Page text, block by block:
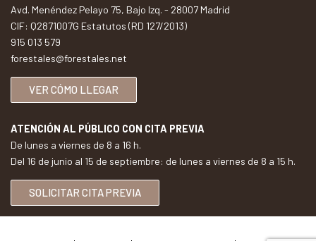
Avd. Menéndez Pelayo 75, Bajo Izq. - 28007 Madrid
CIF: Q2871007G Estatutos (RD 127/2013)
915 013 579
forestales@forestales.net
VER CÓMO LLEGAR
ATENCIÓN AL PÚBLICO CON CITA PREVIA
De lunes a viernes de 8 a 16 h.
Del 16 de junio al 15 de septiembre: de lunes a viernes de 8 a 15 h.
SOLICITAR CITA PREVIA